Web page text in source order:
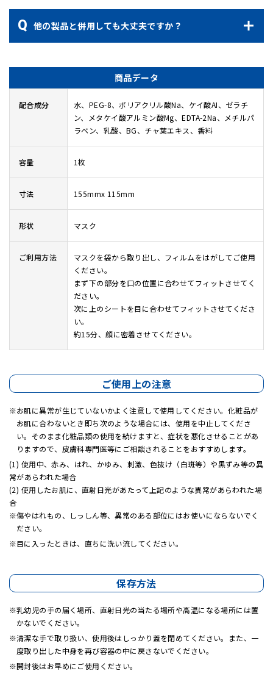
他の製品と併用しても大丈夫ですか？
商品データ
配合成分
水、PEG-8、ポリアクリル酸Na、ケイ酸AI、ゼラチ
ン、メタケイ酸アルミン酸Mg、EDTA-2Na、メチルパ
ラベン、乳酸、BG、チャ葉エキス、香料
容量 1枚
寸法 155mmx 115mm
形状 マスク
ご利用方法
マスクを袋から取り出し、フィルムをはがしてご使用
ください。
まず下の部分を口の位置に合わせてフィットさせてく
ださい。
次に上のシートを目に合わせてフィットさせてくださ
い。
約15分、顔に密着させてください。
ご使用上の注意
お肌に異常が生じていないかよく注意して使用してください。化粧品が
お肌に合わないとき即ち次のような場合には、使用を中止してくださ
い。そのまま化粧品類の使用を続けますと、症状を悪化させることがあ
りますので、皮膚科専門医等にご相談されることをおすすめします。
(1) 使用中、赤み、はれ、かゆみ、刺激、色抜け（白斑等）や黒ずみ等の異
常があらわれた場合
(2) 使用したお肌に、直射日光があたって上記のような異常があらわれた場
合
傷やはれもの、しっしん等、異常のある部位にはお使いにならないでく
ださい。
目に入ったときは、直ちに洗い流してください。
保存方法
乳幼児の手の届く場所、直射日光の当たる場所や高温になる場所には置
かないでください。
清潔な手で取り扱い、使用後はしっかり蓋を閉めてください。また、一
度取り出した中身を再び容器の中に戻さないでください。
開封後はお早めにご使用ください。